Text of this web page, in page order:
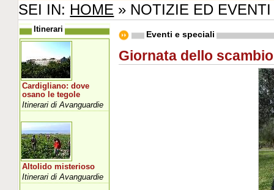
SEI IN: HOME » NOTIZIE ED
Eventi e speciali
Giornata dello
Itinerari
Cardigliano: dove
osano le tegole
Itinerari di Avanguardie
Altolido misterioso
Itinerari di Avanguardie